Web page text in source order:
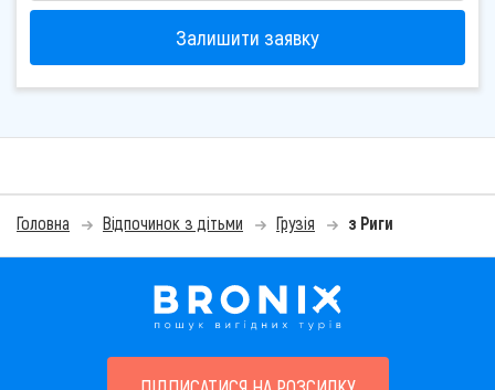
Залишити заявку
Головна Відпочинок з дітьми Грузія з Риги